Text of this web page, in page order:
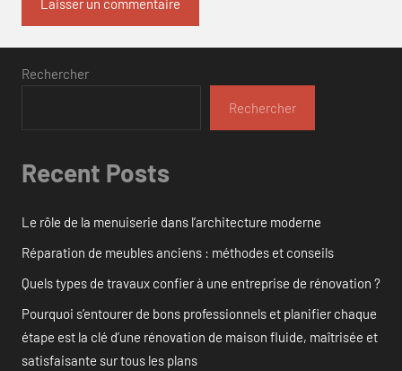
Rechercher
Rechercher
Recent Posts
Le rôle de la menuiserie dans l’architecture moderne
Réparation de meubles anciens : méthodes et conseils
Quels types de travaux confier à une entreprise de rénovation ?
Pourquoi s’entourer de bons professionnels et planifier chaque
étape est la clé d’une rénovation de maison fluide, maîtrisée et
satisfaisante sur tous les plans